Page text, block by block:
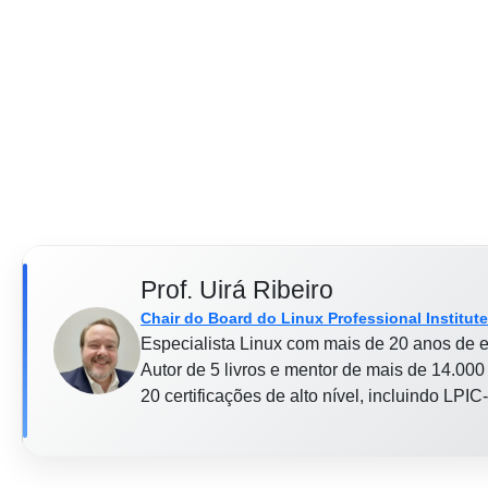
Prof. Uirá Ribeiro
Chair do Board do Linux Professional Institute
Especialista Linux com mais de 20 anos de
Autor de 5 livros e mentor de mais de
20 certificações de alto nível, incluindo